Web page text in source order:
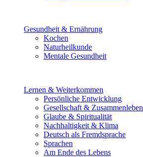
Gesundheit & Ernährung
Kochen
Naturheilkunde
Mentale Gesundheit
Lernen & Weiterkommen
Persönliche Entwicklung
Gesellschaft & Zusammenleben
Glaube & Spiritualität
Nachhaltigkeit & Klima
Deutsch als Fremdsprache
Sprachen
Am Ende des Lebens